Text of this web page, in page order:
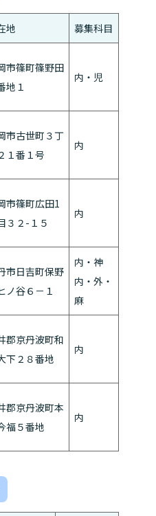
地 募集科目
市篠町篠野田
地１
内・児
市古世町３丁
１番１号
内
市篠町広田1
３２-１５
内
市日吉町保野
ノ谷６－１
内・神
内・外・
麻
郡京丹波町和
下２８番地
内
郡京丹波町本
福５番地
内